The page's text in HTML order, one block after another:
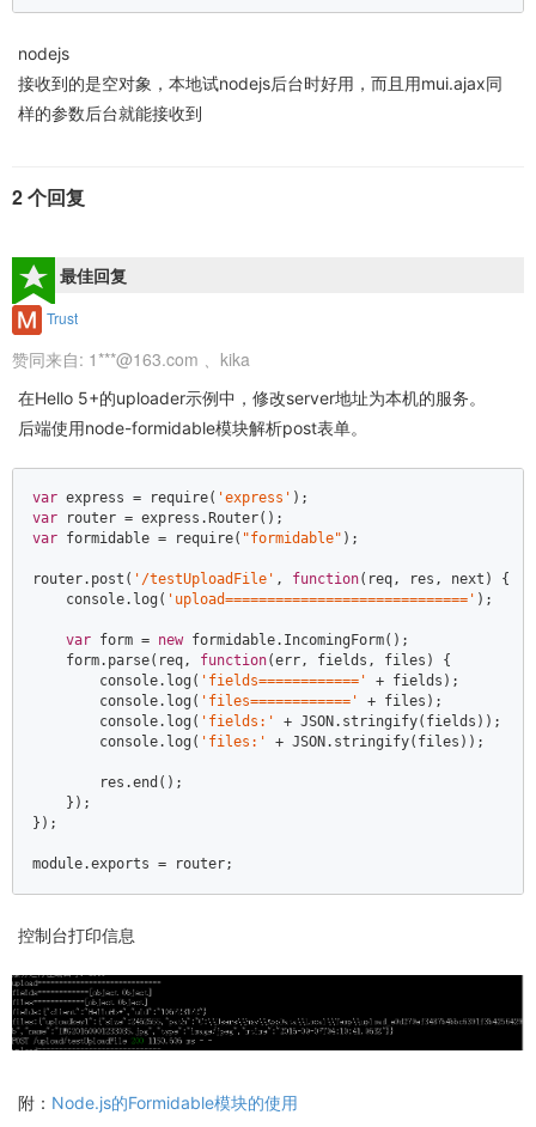
nodejs
接收到的是空对象，本地试nodejs后台时好用，而且用mui.ajax同
样的参数后台就能接收到
2 个回复
最佳回复
Trust
赞同来自: 1***@163.com 、 kika
在Hello 5+的uploader示例中，修改server地址为本机的服务。
后端使用node-formidable模块解析post表单。
var express = require( 'express'
var
var formidable = require( "formidable" );
router.post( '/testUploadFile' , function( req, res, next ) {
console.log( 'upload=============================' );
var form = new formidable.IncomingForm();
    form.parse(req,
function(err, fields, files ) {
console.log( 'fields============'
+ fields);
console.log( 'files============'
+ files);
console.log( 'fields:' + JSON .stringify(fields));
console.log( 'files:' + JSON .stringify(files));
        res.end();
    });
});
module.exports = router;
控制台打印信息
附： Node.js的Formidable模块的使用